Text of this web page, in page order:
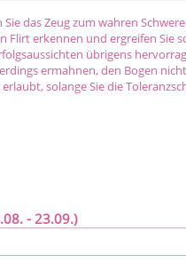
das Zeug zum wahren
Flirt erkennen und ergreifen Sie
übrigens
ermahnen, den Bogen
solange Sie die
- 23.09.)